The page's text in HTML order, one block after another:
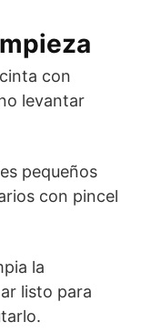
con
levantar
pequeños
con pincel
la
listo para